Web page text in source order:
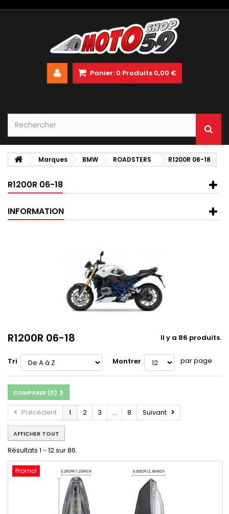
Panier: 0 Produits 0,00 €
Marques BMW ROADSTERS R1200R 06-18
R1200R 06-18
INFORMATION
R1200R 06-18 Il y a 86 produits.
Tri Montrer par page
COMPARER (0)
Précédent 1 2 3 ... 8 Suivant
AFFICHER TOUT
Résultats 1 - 12 sur 86.
Promo!